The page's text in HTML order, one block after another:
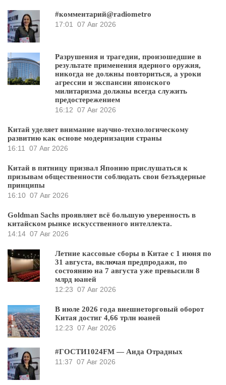
#комментарий@radiometro
17:01 07 Авг 2026
Разрушения и трагедии, произошедшие в
результате применения ядерного оружия,
никогда не должны повториться, а уроки
агрессии и экспансии японского
милитаризма должны всегда служить
предостережением
16:12 07 Авг 2026
Китай уделяет внимание научно-технологическому
развитию как основе модернизации страны
16:11 07 Авг 2026
Китай в пятницу призвал Японию прислушаться к
призывам общественности соблюдать свои безъядерные
принципы
16:10 07 Авг 2026
Goldman Sachs проявляет всё большую уверенность в
китайском рынке искусственного интеллекта.
14:14 07 Авг 2026
Летние кассовые сборы в Китае с 1 июня по
31 августа, включая предпродажи, по
состоянию на 7 августа уже превысили 8
млрд юаней
12:23 07 Авг 2026
В июле 2026 года внешнеторговый оборот
Китая достиг 4,66 трлн юаней
12:23 07 Авг 2026
#ГОСТИ1024FM — Аида Отрадных
11:37 07 Авг 2026